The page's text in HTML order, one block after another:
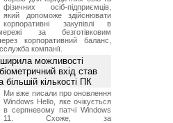
фізичних осіб-підприємців,
який допоможе здійснювати
корпоративні закупівлі в
за безготівковим
корпоративний баланс,
компанії.
можливості
вхід став
кількості ПК
Ми вже писали про оновлення
Windows Hello, яке очікується
в серпневому патчі Windows
11. Схоже, за